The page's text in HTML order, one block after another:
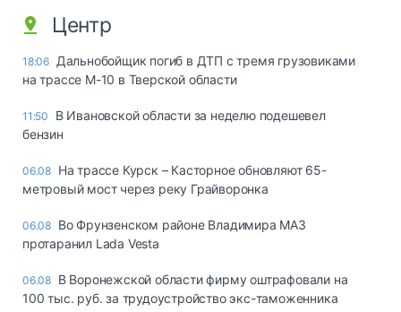
Центр
18:06 Дальнобойщик погиб в ДТП с тремя грузовиками
на трассе М-10 в Тверской области
11:50
В Ивановской области за неделю подешевел
бензин
06.08 На трассе Курск – Касторное обновляют 65-
метровый мост через реку Грайворонка
06.08 Во Фрунзенском районе Владимира МАЗ
протаранил Lada Vesta
06.08 В Воронежской области фирму оштрафовали на
100 тыс. руб. за трудоустройство экс-таможенника